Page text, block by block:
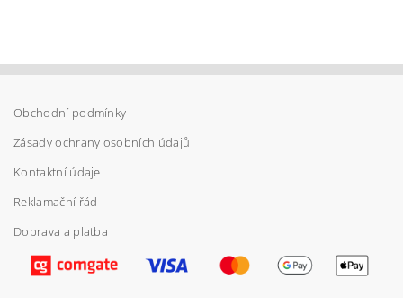
Vložením hodnocení souhlasíte spodmínkami
ochrany osobních údajů
Obchodní podmínky
Zásady ochrany osobních údajů
Kontaktní údaje
Reklamační řád
Doprava a platba